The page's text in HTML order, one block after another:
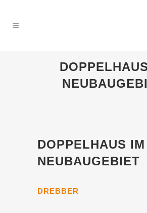
DOPPELHAUS IM
NEUBAUGEBIET
DREBBER